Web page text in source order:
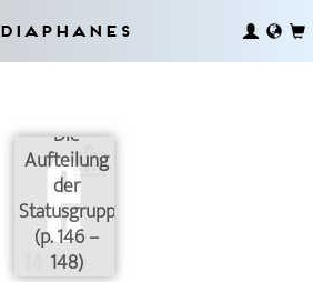
Diaphanes
Die
Aufteilung
der
Statusgruppen
(p. 146 –
148)